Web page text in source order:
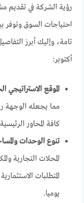
رؤية الشركة في تقديم
احتياجات السوق وتوفر
تامة، وإليك أبرز
أكتوبر:
الموقع الاستراتيجي
مما يجعله الوجهة
كافة المحاور
تنوع الوحدات
المحلات التجارية
المتطلبات
يوميا.